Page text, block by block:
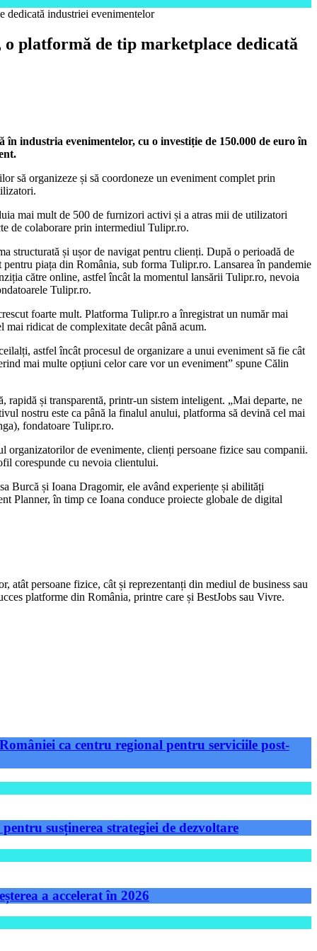
dedicată industriei evenimentelor
platformă de tip marketplace dedicată
industria evenimentelor, cu o investiție de 150.000 de euro în
să organizeze și să coordoneze un eveniment complet prin
mai mult de 500 de furnizori activi și a atras mii de utilizatori
de colaborare prin intermediul Tulipr.ro.
structurată și ușor de navigat pentru clienți. După o perioadă de
piața din România, sub forma Tulipr.ro. Lansarea în pandemie
către online, astfel încât la momentul lansării Tulipr.ro, nevoia
Tulipr.ro.
foarte mult. Platforma Tulipr.ro a înregistrat un număr mai
ridicat de complexitate decât până acum.
astfel încât procesul de organizare a unui eveniment să fie cât
mai multe opțiuni celor care vor un eveniment” spune Călin
și transparentă, printr-un sistem inteligent. „Mai departe, ne
nostru este ca până la finalul anului, platforma să devină cel mai
fondatoare Tulipr.ro.
de evenimente, clienți persoane fizice sau companii.
corespunde cu nevoia clientului.
Burcă și Ioana Dragomir, ele având experiențe și abilități
Planner, în timp ce Ioana conduce proiecte globale de digital
persoane fizice, cât și reprezentanți din mediul de business sau
platforme din România, printre care și BestJobs sau Vivre.
ca centru regional pentru serviciile post-
susținerea strategiei de dezvoltare
a accelerat în 2026